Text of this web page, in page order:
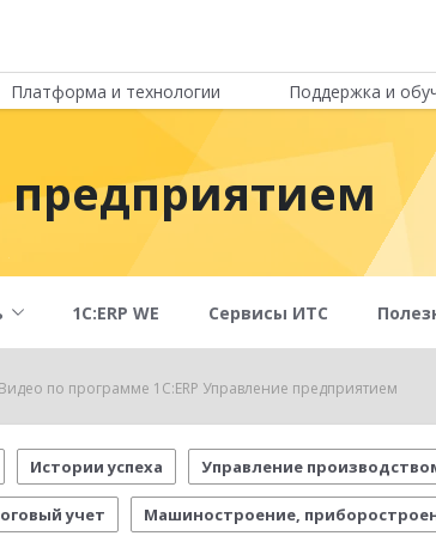
Платформа и технологии Поддержка и
предприятием
1С:ERP WE Сервисы ИТС
Видео по программе 1С:ERP Управление предприятием
Истории успеха Управление
учет Машиностроение,